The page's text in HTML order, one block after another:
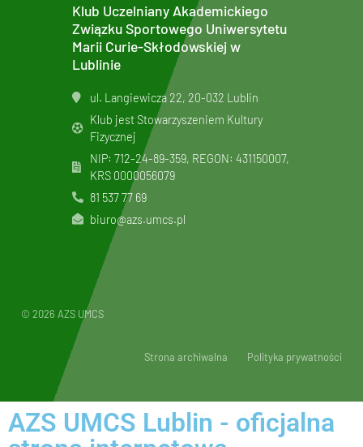
Klub Uczelniany Akademickiego
Związku Sportowego Uniwersytetu
Marii Curie-Skłodowskiej w
Lublinie
ul. Langiewicza 22, 20-032 Lublin
Klub jest Stowarzyszeniem Kultury
Fizycznej
NIP: 712-24-89-359, REGON: 431150007,
KRS 0000056079
81 537 77 69
biuro@azs.umcs.pl
© 2026 AZS UMCS
Strona archiwalna Polityka prywatności
AZS UMCS Lublin - oficjalna